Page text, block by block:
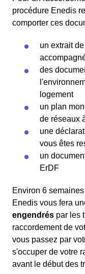
procédure Enedis
comporter ces
un extrait
des
logement
un plan
de réseaux
une
vous êtes
un
ErDF
Environ 6
Enedis vous fera
engendrés par les
raccordement de
vous passez par
s'occuper de votre
avant le début des